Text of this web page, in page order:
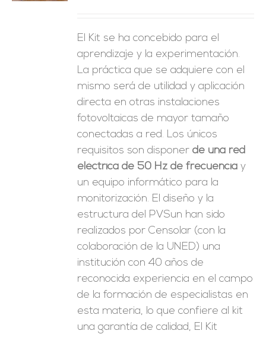
El Kit se ha concebido para el
aprendizaje y la experimentación.
La práctica que se adquiere con el
mismo será de utilidad y aplicación
directa en otras instalaciones
fotovoltaicas de mayor tamaño
conectadas a red. Los únicos
requisitos son disponerde una red
eléctrica de 50 Hz de frecuencia y
un equipo informático para la
monitorización. El diseño y la
estructura del PVSun han sido
realizados por Censolar (con la
colaboración de la UNED) una
institución con 40 años de
reconocida experiencia en el campo
de la formación de especialistas en
esta materia, lo que confiere al kit
una garantía de calidad, El Kit